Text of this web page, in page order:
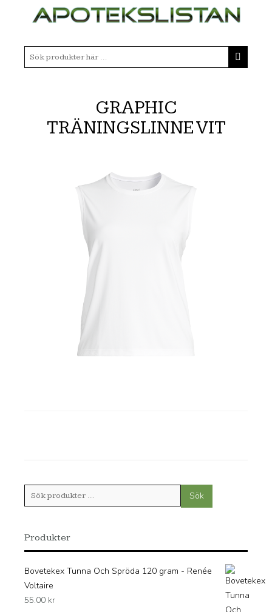
GRAPHIC
TRÄNINGSLINNE VIT
Sök
efter:
Sök
Produkter
Bovetekex Tunna Och Spröda 120 gram - Renée
Voltaire
55.00 kr